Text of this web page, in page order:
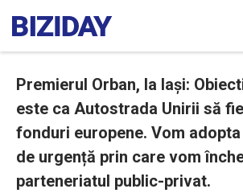
Premierul Orban, la Iași:
este ca Autostrada Unirii să
fonduri europene. Vom
de urgență prin care vom
parteneriatul public-privat.